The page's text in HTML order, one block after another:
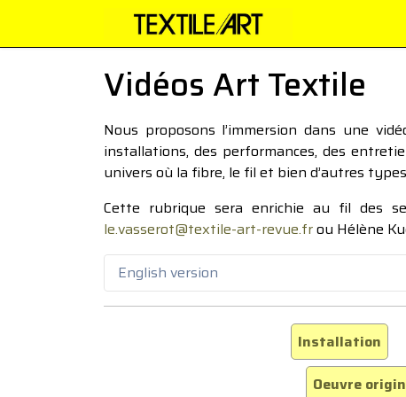
Vidéos Art Textile
Nous proposons l’immersion dans une
installations, des performances, des
univers où la fibre, le fil et bien d’autres
Cette rubrique sera enrichie au fil des
le.vasserot@textile-art-revue.frou Hélène
English version
Installation
Oeuvre